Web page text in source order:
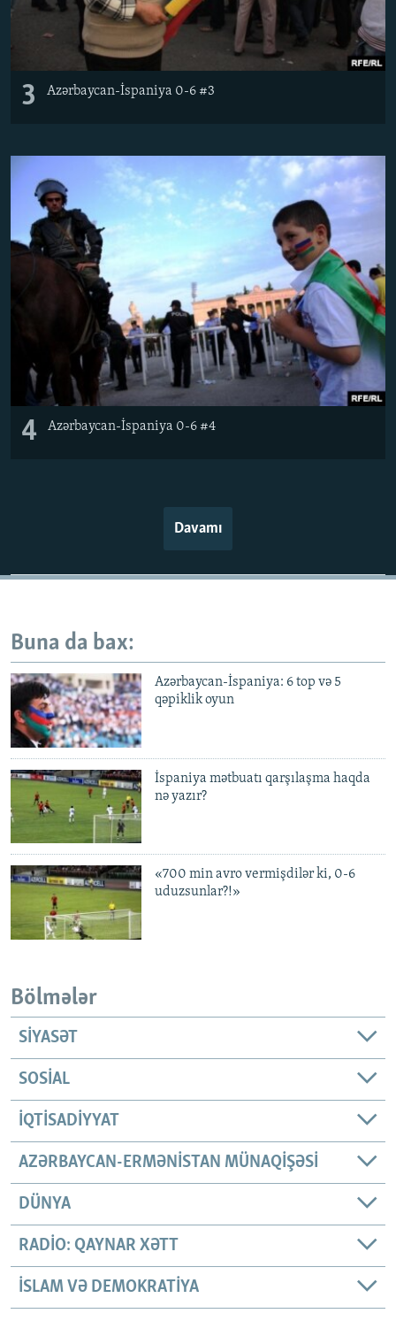
3 Azərbaycan-İspaniya 0-6 #3
4 Azərbaycan-İspaniya 0-6 #4
Davamı
Buna da bax:
Azərbaycan-İspaniya: 6 top və 5
qəpiklik oyun
İspaniya mətbuatı qarşılaşma haqda
nə yazır?
«700 min avro vermişdilər ki, 0-6
uduzsunlar?!»
Bölmələr
SIYASƏT
SOSIAL
İQTISADIYYAT
AZƏRBAYCAN-ERMƏNISTAN MÜNAQIŞƏSI
DÜNYA
RADIO: QAYNAR XƏTT
İSLAM VƏ DEMOKRATIYA